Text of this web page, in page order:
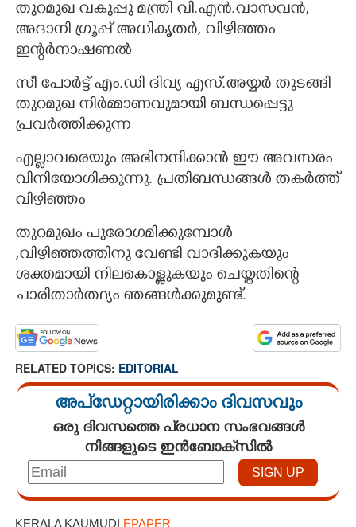
തുറമുഖ വകുപ്പു മന്ത്രി വി.എൻ.വാസവൻ,
അദാനി ഗ്രൂപ്പ് അധികൃതർ, വിഴിഞ്ഞം
ഇന്റർനാഷണൽ
സീ പോർട്ട് എം.ഡി ദിവ്യ എസ്.അയ്യർ തുടങ്ങി
തുറമുഖ നിർമ്മാണവുമായി ബന്ധപ്പെട്ടു
പ്രവർത്തിക്കുന്ന
എല്ലാവരെയും അഭിനന്ദിക്കാൻ ഈ അവസരം
വിനിയോഗിക്കുന്നു. പ്രതിബന്ധങ്ങൾ തകർത്ത്
വിഴിഞ്ഞം
തുറമുഖം പുരോഗമിക്കുമ്പോൾ
,വിഴിഞ്ഞത്തിനു വേണ്ടി വാദിക്കുകയും
ശക്തമായി നിലകൊള്ളുകയും ചെയ്തതിന്റെ
ചാരിതാർത്ഥ്യം ഞങ്ങൾക്കുമുണ്ട്.
RELATED TOPICS: EDITORIAL
അപ്ഡേറ്റായിരിക്കാം ദിവസവും
ഒരു ദിവസത്തെ പ്രധാന സംഭവങ്ങൾ
നിങ്ങളുടെ ഇൻബോക്സിൽ
KERALA KAUMUDI EPAPER